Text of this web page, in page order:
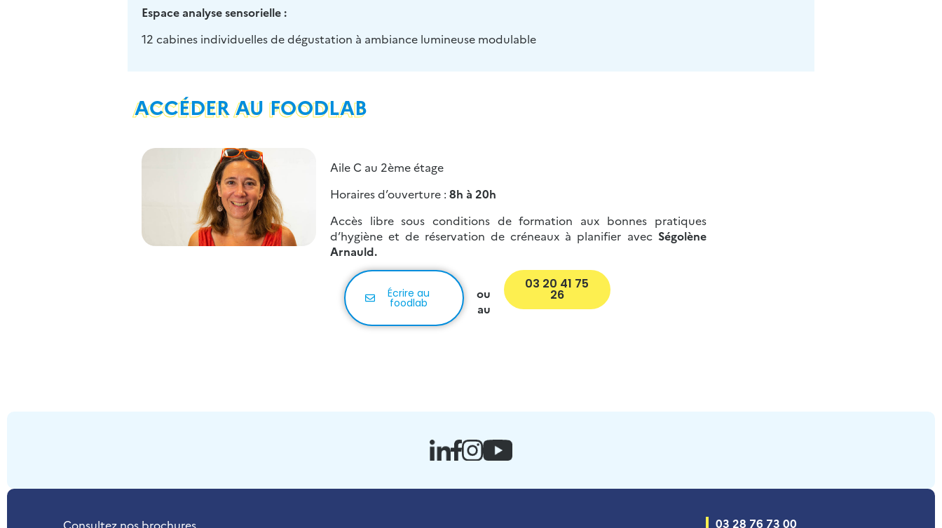
Espace analyse sensorielle :
12 cabines individuelles de dégustation à ambiance lumineuse modulable
ACCÉDER AU FOODLAB
Aile C au 2ème étage
Horaires d’ouverture : 8h à 20h
Accès libre sous conditions de formation aux bonnes pratiques
d’hygiène et de réservation de créneaux à planifier avec Ségolène
Arnauld.
Écrire au
foodlab
ou
au
03 20 41 75
26
Consultez nos brochures 03 28 76 73 00